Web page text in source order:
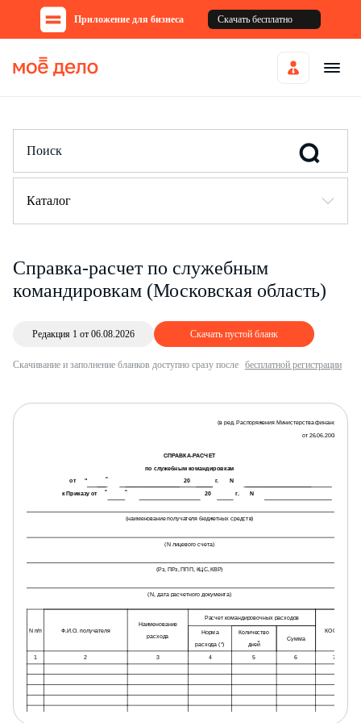
Приложение для бизнеса Скачать бесплатно
Каталог
Справка-расчет по служебным
командировкам (Московская область)
Редакция 1 от 06.08.2026 Скачать пустой бланк
Скачивание и заполнение бланков доступно сразу после бесплатной регистрации
(в ред. Распоряжения Министерства финансов МО
от 26.06.2008 N 71)
СПРАВКА-РАСЧЕТ
по служебным командировкам
от " " 20 г. N
к Приказу от " " 20 г. N
(наименование получателя бюджетных средств)
(N лицевого счета)
(Рз, ПРз, ППП, КЦС, КВР)
(N, дата расчетного документа)
N п/п Ф.И.О. получателя
Наименование
расхода
Расчет командировочных расходов
КОСГУ
Норма Количество
Сумма
расхода (*) дней
1 2 3 4 5 6 7